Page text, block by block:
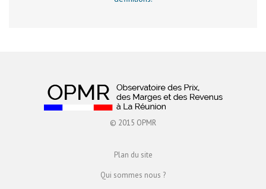
© 2015 OPMR
Plan du site
Qui sommes nous ?